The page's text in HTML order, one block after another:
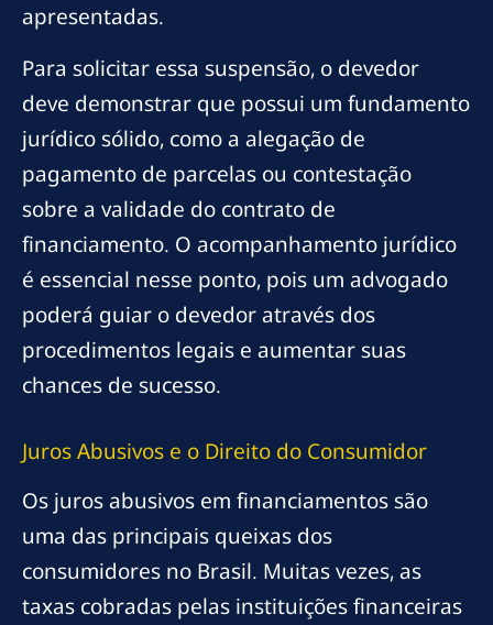
apresentadas.
Para solicitar essa suspensão, o devedor
deve demonstrar que possui um fundamento
jurídico sólido, como a alegação de
pagamento de parcelas ou contestação
sobre a validade do contrato de
financiamento. O acompanhamento jurídico
é essencial nesse ponto, pois um advogado
poderá guiar o devedor através dos
procedimentos legais e aumentar suas
chances de sucesso.
Juros Abusivos e o Direito do Consumidor
Os juros abusivos em financiamentos são
uma das principais queixas dos
consumidores no Brasil. Muitas vezes, as
taxas cobradas pelas instituições financeiras